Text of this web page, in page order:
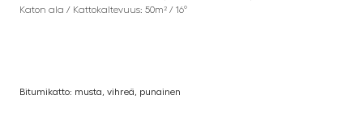
Katon ala / Kattokaltevuus: 50m² / 16°
Bitumikatto: musta, vihreä, punainen